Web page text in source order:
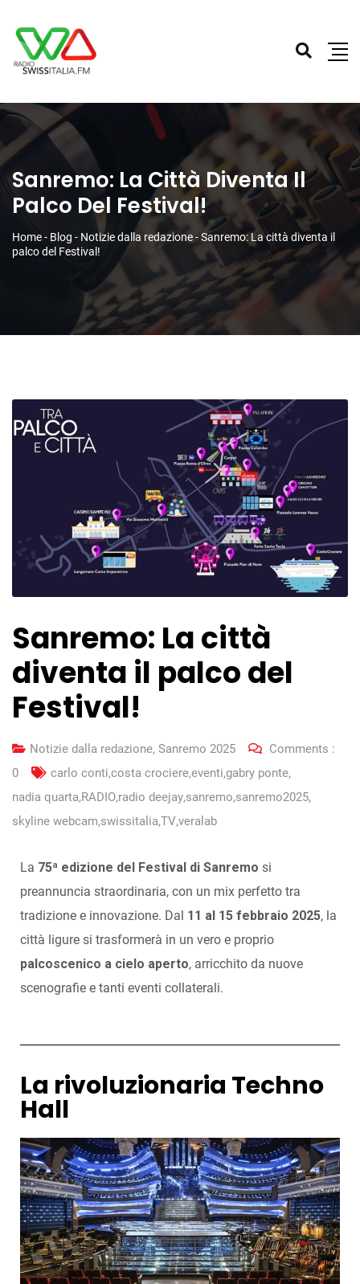
Sanremo: La Città Diventa Il
Palco Del Festival!
Home- Blog - Notizie dalla redazione-Sanremo: La città diventa il
palco del Festival!
Sanremo: La città
diventa il palco del
Festival!
Notizie dalla redazione, Sanremo 2025
Comments :
0
carlo conti,costa crociere,eventi,gabry ponte,
nadia quarta,RADIO,radio deejay,sanremo,sanremo2025,
skyline webcam,swissitalia,TV,veralab
La 75ª edizione del Festival di Sanremo si
preannuncia straordinaria, con un mix perfetto tra
tradizione e innovazione. Dal 11 al 15 febbraio 2025, la
città ligure si trasformerà in un vero e proprio
palcoscenico a cielo aperto, arricchito da nuove
scenografie e tanti eventi collaterali.
La rivoluzionaria Techno
Hall